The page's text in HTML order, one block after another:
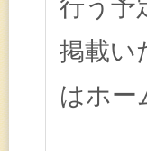
行う予
掲載い
はホー